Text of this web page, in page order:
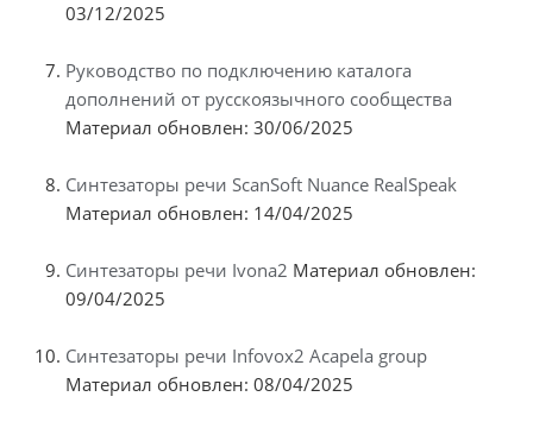
03/12/2025
Руководство по подключению каталога
дополнений от русскоязычного сообщества
Материал обновлен: 30/06/2025
Синтезаторы речи ScanSoft Nuance RealSpeak
Материал обновлен: 14/04/2025
Синтезаторы речи Ivona2 Материал обновлен:
09/04/2025
Синтезаторы речи Infovox2 Acapela group
Материал обновлен: 08/04/2025